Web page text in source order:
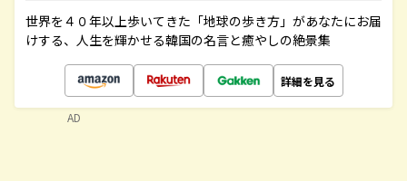
世界を４０年以上歩いてきた「地球の歩き方」があなたにお届
けする、人生を輝かせる韓国の名言と癒やしの絶景集
詳細を見る
AD